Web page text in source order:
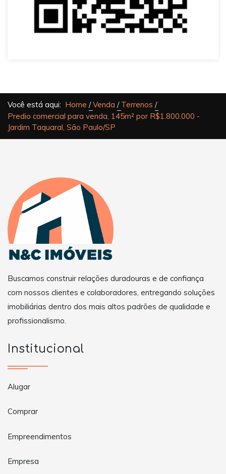
Você está aqui: Home Venda
Terrenos
Predio comercial para venda, 145m² por R$1.800.000 -
Jardim Taquaral, São Paulo/SP
Buscamos construir relações duradouras e de confiança
com nossos clientes e colaboradores, entregando soluções
imobiliárias dentro dos mais altos padrões de qualidade e
profissionalismo.
Institucional
Alugar
Comprar
Empreendimentos
Empresa